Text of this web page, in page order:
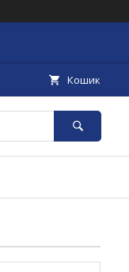
Кошик